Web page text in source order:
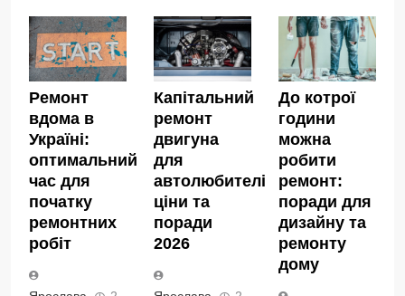
Ремонт
вдома в
Україні:
оптимальний
час для
початку
ремонтних
робіт
Капітальний
ремонт
двигуна
для
автолюбителів:
ціни та
поради
2026
До котрої
години
можна
робити
ремонт:
поради для
дизайну та
ремонту
дому